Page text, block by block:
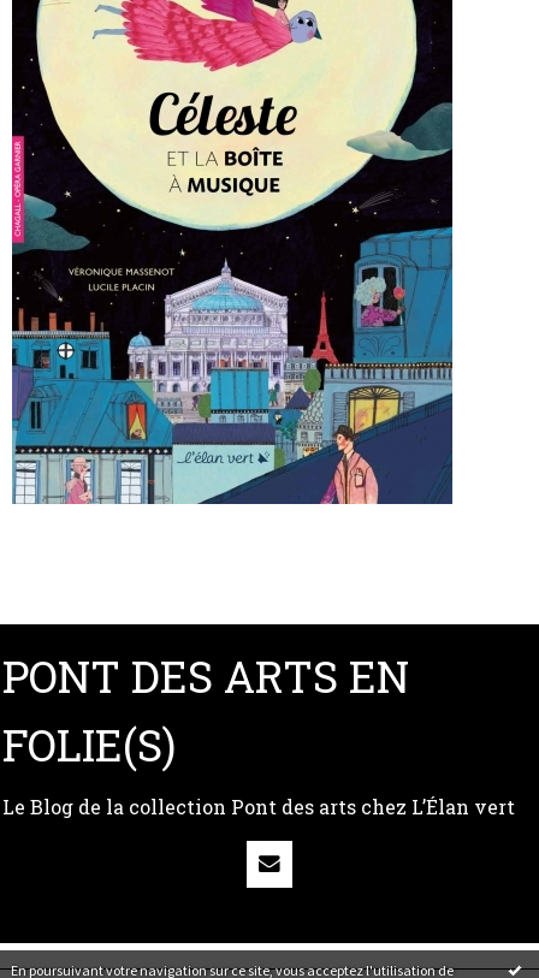
En poursuivant votre navigation sur ce site, vous acceptez l'utilisation de
PONT DES ARTS EN
FOLIE(S)
Le Blog de la collection Pont des arts chez L’Élan vert